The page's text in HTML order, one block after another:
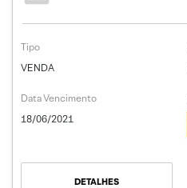
Tipo
VENDA
Data Vencimento
18/06/2021
DETALHES